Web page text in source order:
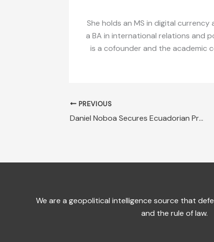
She holds an MS in digital
a BA in international relations and
is a cofounder and the academic
PREVIOUS
Daniel Noboa Secures Ecuadorian Presidency
We are a geopolitical intelligence source that
and the rule of law.